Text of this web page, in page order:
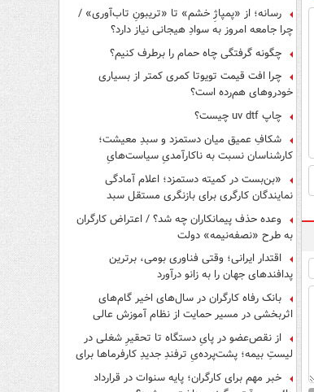
رسانه؛ از «پمپاژِ خشم» تا «تریبونِ تاب‌آوری» /
چرا جامعه امروز به سوادِ هیجانی نیاز دارد؟
چگونه گرفتگی چاه حمام را برطرف کنیم؟
چرا افت قیمت تویوتا کمری کمتر از بسیاری
خودروهای هم‌رده است؟
چاپ uv dtf چیست؟
شکافِ عمیق میان دستمزد و سبدِ معیشت؛
کارشناسان نسبت به ناکارآمدیِ سیاست‌هایِ
حمایتی هشدار دادند
«بن‌بست در کمیته دستمزد؛ اعلام آمادگی
نمایندگان کارگری برای بازنگری مستقل سبد
وعده حذف پیمانکاران چه شد؟ / اعتراض کارگران
به طرح «نصفه‌نیمه» دولت
اقتدار ایرانی؛ وقتی فناوری بومی، برترین
پدافندهای جهان را به زانو درآورد
بانک رفاه کارگران در سال‌های اخیر گام‌های
اثربخشی در مسیر حمایت از نظام آموزش عالی
برداشته است
از نقص‌عضو در پایِ دستگاه تا تحقیرِ شغلی در
لیستِ بیمه؛ پشت‌پرده‌یِ ترفندِ جدیدِ کارفرماها برای
فرار از قانون چیست؟
خبر مهم برای کارگران؛ پایه سنوات در قرارداد